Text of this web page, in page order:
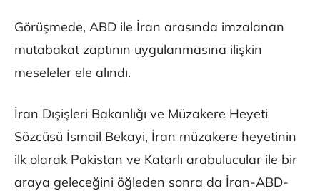
Görüşmede, ABD ile İran arasında imzalanan
mutabakat zaptının uygulanmasına ilişkin
meseleler ele alındı.
İran Dışişleri Bakanlığı ve Müzakere Heyeti
Sözcüsü İsmail Bekayi, İran müzakere heyetinin
ilk olarak Pakistan ve Katarlı arabulucular ile bir
araya geleceğini öğleden sonra da İran-ABD-